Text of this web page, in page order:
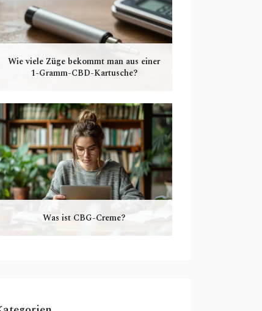
Wie viele Züge bekommt man aus einer
1-Gramm-CBD-Kartusche?
Was ist CBG-Creme?